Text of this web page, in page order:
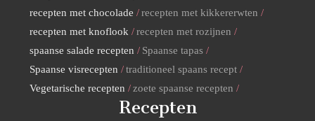
recepten met chocolade
recepten met kikkererwten
recepten met knoflook
recepten met rozijnen
spaanse salade recepten
Spaanse tapas
Spaanse visrecepten
traditioneel spaans recept
Vegetarische recepten
zoete spaanse recepten
Recepten